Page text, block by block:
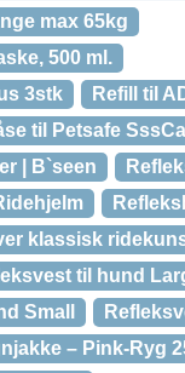
max 65kg
500 ml.
3stk
Refill til
til Petsafe
| B`seen
klassisk
til hund
Small
– Pink-Ryg